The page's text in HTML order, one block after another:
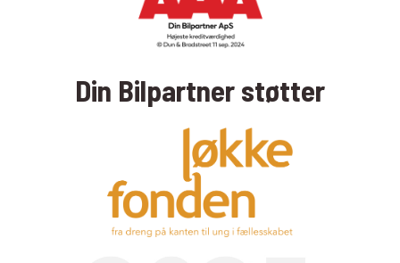
Din Bilpartner støtter